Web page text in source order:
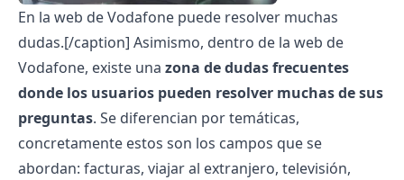
En la web de Vodafone puede resolver muchas
dudas.[/caption] Asimismo, dentro de la web de
Vodafone, existe una zona de dudas frecuentes
donde los usuarios pueden resolver muchas de sus
preguntas. Se diferencian por temáticas,
concretamente estos son los campos que se
abordan: facturas, viajar al extranjero, televisión,